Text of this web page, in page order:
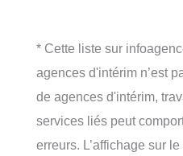
* Cette liste sur
agences d'intérim n’est
de agences d'intérim,
services liés peut
erreurs. L’affichage sur